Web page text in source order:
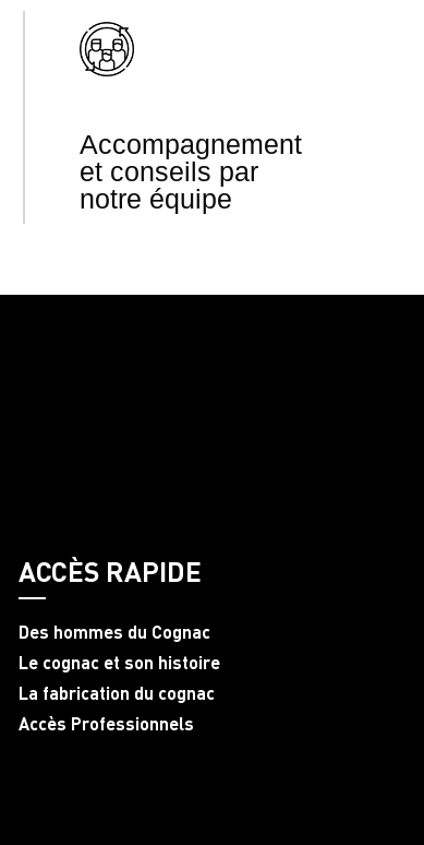
Accompagnement
et conseils par
notre équipe
ACCÈS RAPIDE
Des hommes du Cognac
Le cognac et son histoire
La fabrication du cognac
Accès Professionnels